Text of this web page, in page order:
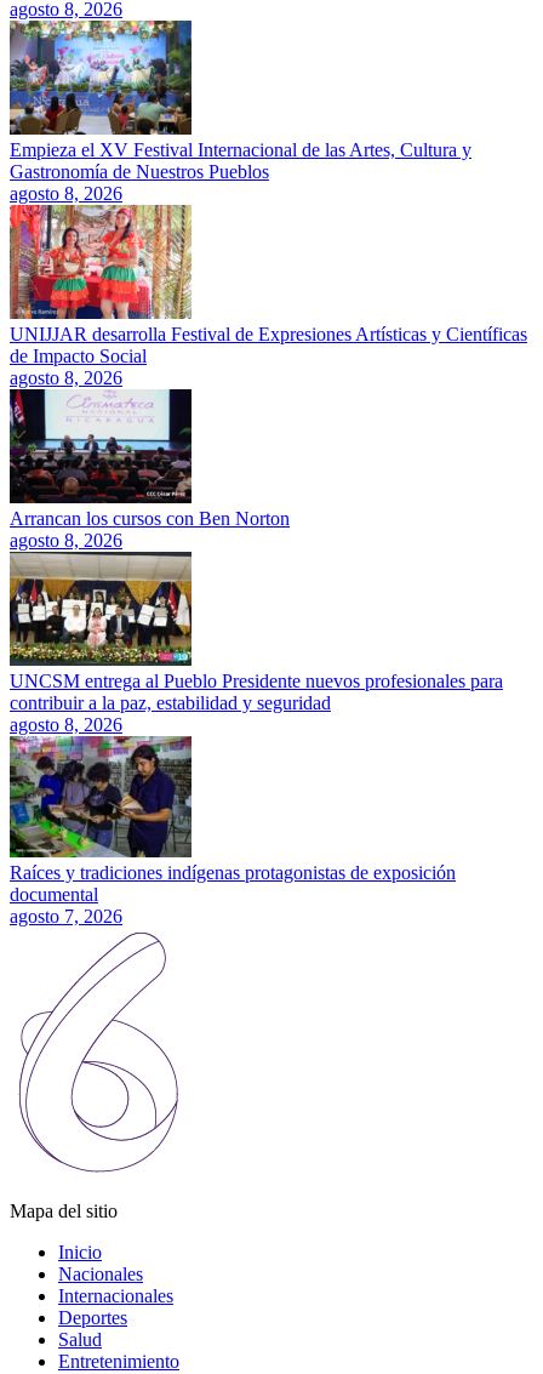
agosto 8, 2026
Empieza el XV Festival Internacional de las Artes, Cultura y
Gastronomía de Nuestros Pueblos
agosto 8, 2026
UNIJJAR desarrolla Festival de Expresiones Artísticas y Científicas
de Impacto Social
agosto 8, 2026
Arrancan los cursos con Ben Norton
agosto 8, 2026
UNCSM entrega al Pueblo Presidente nuevos profesionales para
contribuir a la paz, estabilidad y seguridad
agosto 8, 2026
Raíces y tradiciones indígenas protagonistas de exposición
documental
agosto 7, 2026
Mapa del sitio
Inicio
Nacionales
Internacionales
Deportes
Salud
Entretenimiento